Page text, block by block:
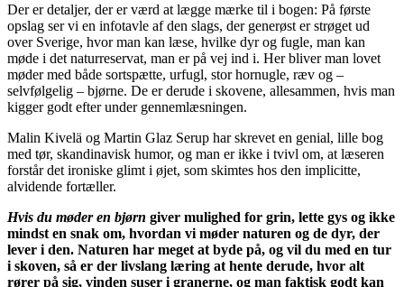
Der er detaljer, der er værd at lægge mærke til i bogen: På første
opslag ser vi en infotavle af den slags, der generøst er strøget ud
over Sverige, hvor man kan læse, hvilke dyr og fugle, man kan
møde i det naturreservat, man er på vej ind i. Her bliver man lovet
møder med både sortspætte, urfugl, stor hornugle, ræv og –
selvfølgelig – bjørne. De er derude i skovene, allesammen, hvis man
kigger godt efter under gennemlæsningen.
Malin Kivelä og Martin Glaz Serup har skrevet en genial, lille bog
med tør, skandinavisk humor, og man er ikke i tvivl om, at læseren
forstår det ironiske glimt i øjet, som skimtes hos den implicitte,
alvidende fortæller.
Hvis du møder en bjørn giver mulighed for grin, lette gys og ikke
mindst en snak om, hvordan vi møder naturen og de dyr, der
lever i den. Naturen har meget at byde på, og vil du med en tur
i skoven, så er der livslang læring at hente derude, hvor alt
rører på sig, vinden suser i granerne, og man faktisk godt kan